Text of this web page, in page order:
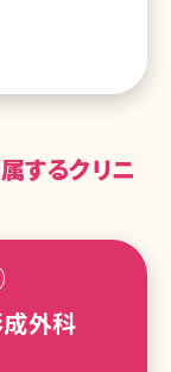
するクリニ
外科